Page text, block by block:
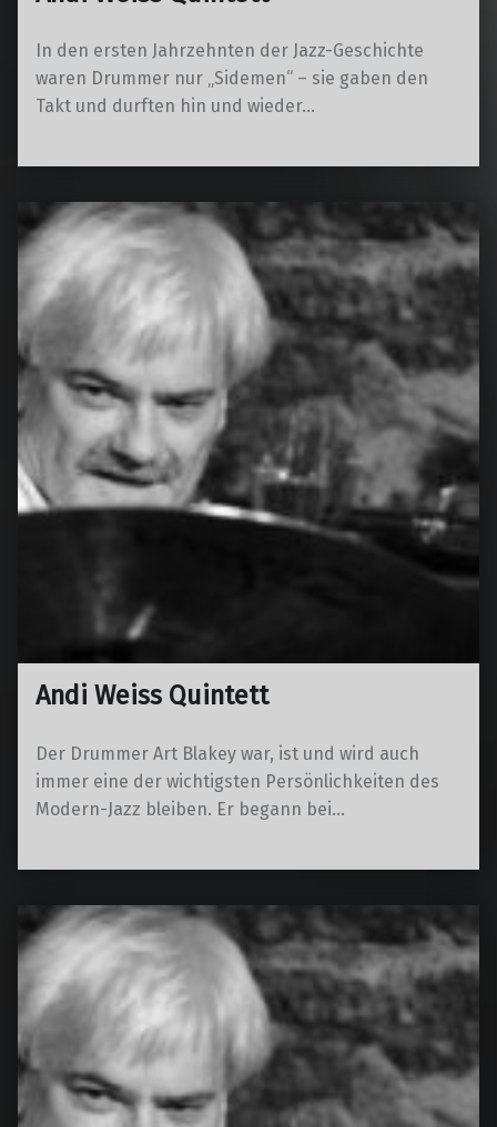
In den ersten Jahrzehnten der Jazz-Geschichte
waren Drummer nur „Sidemen“ – sie gaben den
Takt und durften hin und wieder…
Andi Weiss Quintett
Der Drummer Art Blakey war, ist und wird auch
immer eine der wichtigsten Persönlichkeiten des
Modern-Jazz bleiben. Er begann bei…